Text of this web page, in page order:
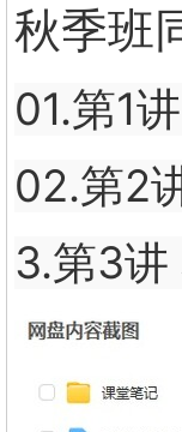
秋季班
01.第1
02.第2
3.第3